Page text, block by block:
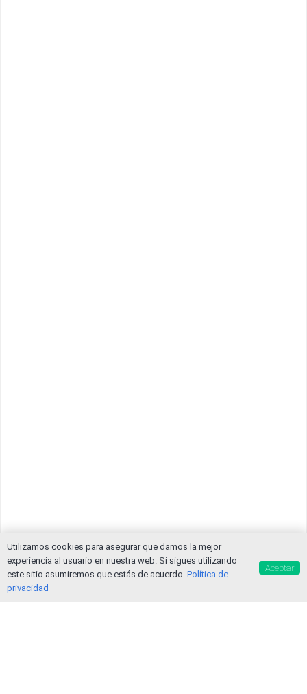
Utilizamos cookies para asegurar que damos la mejor
experiencia al usuario en nuestra web. Si sigues utilizando
este sitio asumiremos que estás de acuerdo. Política de
privacidad
Aceptar